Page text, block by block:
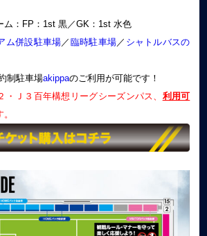
ム：FP：1st 黒／GK：1st 水色
ム併設駐車場／ 臨時駐車場／ シャトルバスの
制駐車場akippaのご利用が可能です！
・Ｊ３百年構想リーグシーズンパス、 利用可